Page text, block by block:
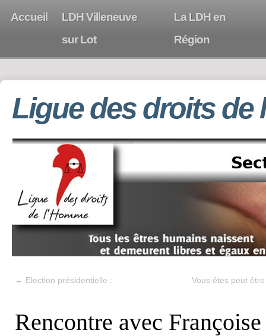
Accueil
LDH Villeneuve
sur Lot
La LDH en
Région
Ligue des droits de
← Election présidentielle : Vous êtes peut
Rencontre avec